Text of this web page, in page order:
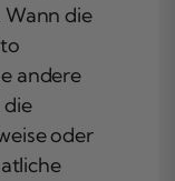
Wann die
andere
die
oder